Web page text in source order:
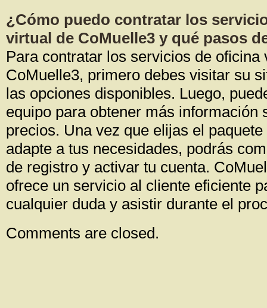
¿Cómo puedo contratar los
virtual de CoMuelle3 y qué pasos
Para contratar los servicios de oficina
CoMuelle3, primero debes visitar su
las opciones disponibles. Luego,
equipo para obtener más información
precios. Una vez que elijas el
adapte a tus necesidades, podrás
de registro y activar tu cuenta.
ofrece un servicio al cliente eficiente
cualquier duda y asistir durante el
Comments are closed.